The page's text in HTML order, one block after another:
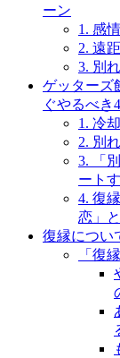
ーン
1. 感
2. 遠
3. 別
ゲッターズ
ぐやるべき
1. 冷
2. 別
3. 「
ート
4. 復
恋」
復縁につい
「復